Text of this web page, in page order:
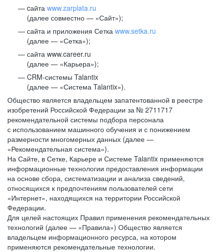
cайта www.zarplata.ru
(далее совместно — «Сайт»);
сайта и приложения Сетка www.setka.ru
(далее — «Сетка»);
сайта www.career.ru
(далее — «Карьера»);
CRM-системы Talantix
(далее — «Система Talantix»).
Общество является владельцем запатентованной в реестре
изобретений Российской Федерации за № 2711717
рекомендательной системы подбора персонала
с использованием машинного обучения и с понижением
размерности многомерных данных (далее —
«Рекомендательная система»).
На Сайте, в Сетке, Карьере и Системе Talantix применяются
информационные технологии предоставления информации
на основе сбора, систематизации и анализа сведений,
относящихся к предпочтениям пользователей сети
«Интернет», находящихся на территории Российской
Федерации.
Для целей настоящих Правил применения рекомендательных
технологий (далее — «Правила») Общество является
владельцем информационного ресурса, на котором
применяются рекомендательные технологии.